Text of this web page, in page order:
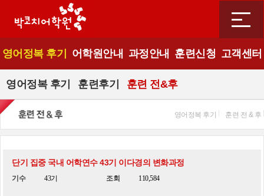
영어정복 후기 어학원안내 과정안내 훈련신청 고객센터
영어정복 후기 훈련후기 훈련 전&후
영어정복 후기 훈련 전 & 후
단기 집중 국내 어학연수 43기 이다경의 변화과정
기수 43기 조회 110,584